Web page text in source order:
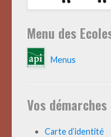
Menu des
Menus
Vos démarches
Carte d’identité